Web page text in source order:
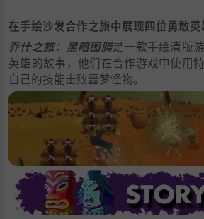
在手绘沙发合作之旅中展现四​​位勇敢英
乔什之旅：黑暗图腾是一款手绘清版
英雄的故事，他们在合作游戏中使用
自己的技能击败噩梦怪物。